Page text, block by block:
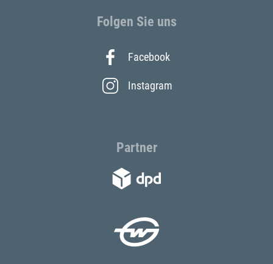
Folgen Sie uns
Facebook
Instagram
Partner